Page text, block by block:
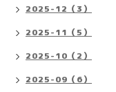
2025-12（3）
2025-11（5）
2025-10（2）
2025-09（6）